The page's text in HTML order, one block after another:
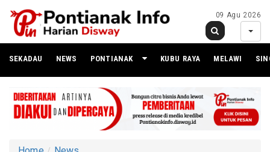
09 Agu 2026
SEKADAU NEWS PONTIANAK KUBU RAYA MELAWI